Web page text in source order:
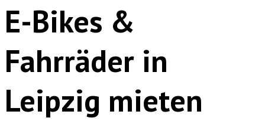
E-Bikes &
Fahrräder in
Leipzig mieten